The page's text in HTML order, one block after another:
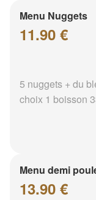
Menu Nuggets
11.90 €
5 nuggets + du
choix 1 boisson
Menu demi
13.90 €